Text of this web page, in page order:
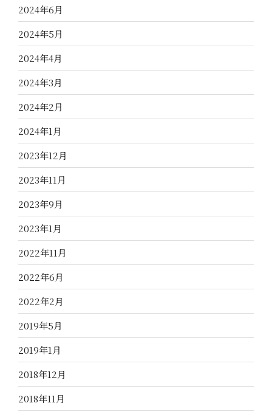
2024年6月
2024年5月
2024年4月
2024年3月
2024年2月
2024年1月
2023年12月
2023年11月
2023年9月
2023年1月
2022年11月
2022年6月
2022年2月
2019年5月
2019年1月
2018年12月
2018年11月